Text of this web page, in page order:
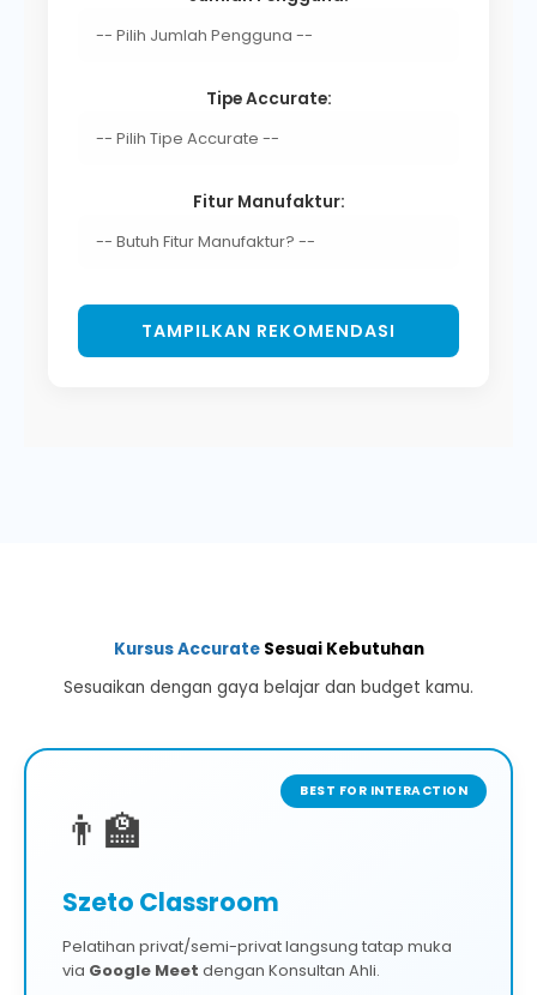
Tipe Accurate:
Fitur Manufaktur:
TAMPILKAN REKOMENDASI
Kursus AccurateSesuai Kebutuhan
Sesuaikan dengan gaya belajar dan budget kamu.
BEST FOR INTERACTION
👨‍🏫
Szeto Classroom
Pelatihan privat/semi-privat langsung tatap muka
via Google Meet dengan Konsultan Ahli.